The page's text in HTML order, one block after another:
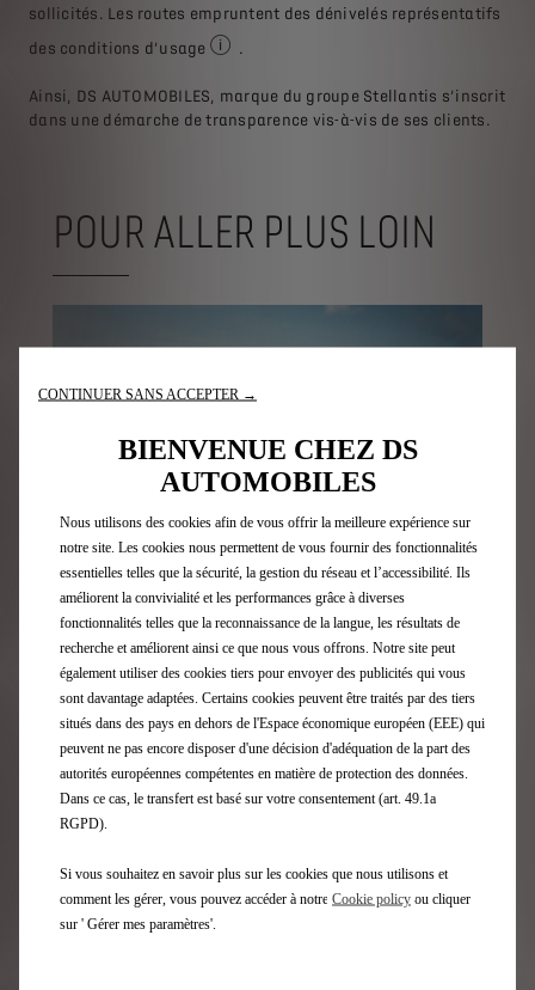
sollicités. Les routes empruntent des dénivelés représentatifs
des conditions d’usage
.
Ainsi, DS AUTOMOBILES, marque du groupe Stellantis s’inscrit
dans une démarche de transparence vis-à-vis de ses clients.
POUR ALLER PLUS LOIN
Politique Environnementale
Découvrez notre programme et nos mesures.
En savoir plus
CONTINUER SANS ACCEPTER →
BIENVENUE CHEZ DS
AUTOMOBILES
Nous utilisons des cookies afin de vous offrir la meilleure expérience sur
notre site. Les cookies nous permettent de vous fournir des fonctionnalités
essentielles telles que la sécurité, la gestion du réseau et l’accessibilité. Ils
améliorent la convivialité et les performances grâce à diverses
fonctionnalités telles que la reconnaissance de la langue, les résultats de
recherche et améliorent ainsi ce que nous vous offrons. Notre site peut
également utiliser des cookies tiers pour envoyer des publicités qui vous
sont davantage adaptées. Certains cookies peuvent être traités par des tiers
situés dans des pays en dehors de l'Espace économique européen (EEE) qui
peuvent ne pas encore disposer d'une décision d'adéquation de la part des
autorités européennes compétentes en matière de protection des données.
Dans ce cas, le transfert est basé sur votre consentement (art. 49.1a
RGPD).
Si vous souhaitez en savoir plus sur les cookies que nous utilisons et
comment les gérer, vous pouvez accéder à notre Cookie policy ou cliquer
sur ' Gérer mes paramètres'.